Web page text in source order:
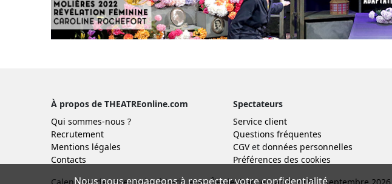
À propos de THEATREonline.com
Qui sommes-nous ?
Recrutement
Mentions légales
Contacts
Spectateurs
Service client
Questions fréquentes
CGVet données personnelles
Préférences des cookies
Nous nous engageons à respecter votre confidentialité